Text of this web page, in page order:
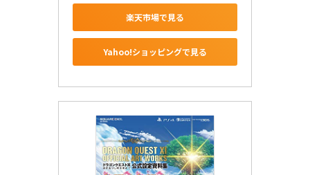
楽天市場で見る
Yahoo!ショッピングで見る